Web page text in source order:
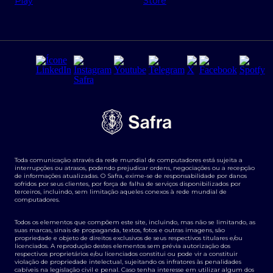
Regras e Parâmetros de Atuação Banco Safra
Segurança da Informação
Tarifas e serviços Pessoa Física
Transparência de remuneração
Termos e Condições para Portabilidade de Investimento
Derivativos
Agronegócios
Toda comunicação através da rede mundial de computadores está sujeita a
interrupções ou atrasos, podendo prejudicar ordens, negociações ou a recepção
de informações atualizadas. O Safra, exime-se de responsabilidade por danos
sofridos por seus clientes, por força de falha de serviços disponibilizados por
terceiros, incluindo, sem limitação aqueles conexos à rede mundial de
computadores.
Todos os elementos que compõem este site, incluindo, mas não se limitando, as
suas marcas, sinais de propaganda, textos, fotos e outras imagens, são
propriedade e objeto de direitos exclusivos de seus respectivos titulares e/ou
licenciados. A reprodução destes elementos sem prévia autorização dos
respectivos proprietários e/ou licenciados constitui ou pode vir a constituir
violação de propriedade intelectual, sujeitando os infratores às penalidades
cabíveis na legislação civil e penal. Caso tenha interesse em utilizar algum dos